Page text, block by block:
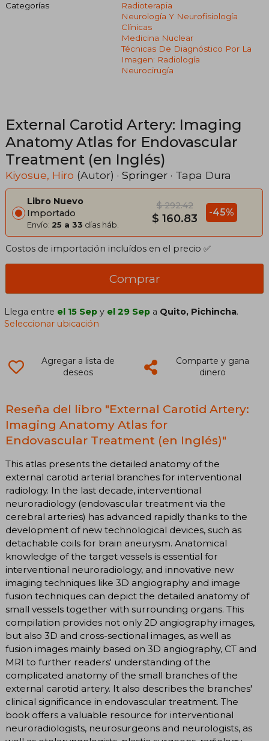
Categorías
Radioterapia
Neurología Y Neurofisiología
Clínicas
Medicina Nuclear
Técnicas De Diagnóstico Por La
Imagen: Radiología
Neurocirugía
External Carotid Artery: Imaging
Anatomy Atlas for Endovascular
Treatment (en Inglés)
Kiyosue, Hiro (Autor) · Springer · Tapa Dura
Libro Nuevo
Importado
Envío: 25 a 33 días háb.
$ 292.42
$ 160.83 -45%
Costos de importación incluídos en el precio ✅
Comprar
Llega entre el 15 Sep y el 29 Sep a Quito, Pichincha.
Seleccionar ubicación
Agregar a lista de
deseos
Comparte y gana
dinero
Reseña del libro "External Carotid Artery:
Imaging Anatomy Atlas for
Endovascular Treatment (en Inglés)"
This atlas presents the detailed anatomy of the
external carotid arterial branches for interventional
radiology. In the last decade, interventional
neuroradiology (endovascular treatment via the
cerebral arteries) has advanced rapidly thanks to the
development of new technological devices, such as
detachable coils for brain aneurysm. Anatomical
knowledge of the target vessels is essential for
interventional neuroradiology, and innovative new
imaging techniques like 3D angiography and image
fusion techniques can depict the detailed anatomy of
small vessels together with surrounding organs. This
compilation provides not only 2D angiography images,
but also 3D and cross-sectional images, as well as
fusion images mainly based on 3D angiography, CT and
MRI to further readers' understanding of the
complicated anatomy of the small branches of the
external carotid artery. It also describes the branches'
clinical significance in endovascular treatment. The
book offers a valuable resource for interventional
neuroradiologists, neurosurgeons and neurologists, as